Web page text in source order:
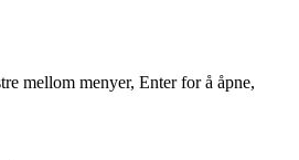
mellom menyer, Enter for å åpne,